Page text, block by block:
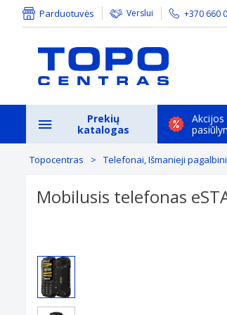
Parduotuvės Verslui +370 660
Prekių
katalogas
Akcijos
Topocentras Telefonai, Išmanieji
Mobilusis telefonas